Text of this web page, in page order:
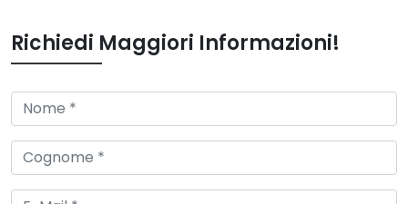
Richiedi Maggiori Informazioni!